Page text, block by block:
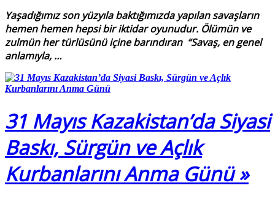
Yaşadığımız son yüzyıla baktığımızda yapılan savaşların
hemen hemen hepsi bir iktidar oyunudur. Ölümün ve
zulmün her türlüsünü içine barındıran “Savaş, en genel
anlamıyla, …
31 Mayıs Kazakistan’da Siyasi
Baskı, Sürgün ve Açlık
Kurbanlarını Anma Günü »